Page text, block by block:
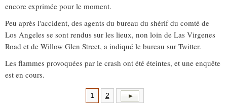
encore exprimée pour le moment.
Peu après l'accident, des agents du bureau du shérif du comté de
Los Angeles se sont rendus sur les lieux, non loin de Las Virgenes
Road et de Willow Glen Street, a indiqué le bureau sur Twitter.
Les flammes provoquées par le crash ont été éteintes, et une enquête
est en cours.
1 2